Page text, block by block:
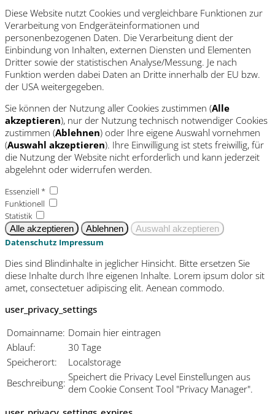
Diese Website nutzt Cookies und vergleichbare Funktionen zur
Verarbeitung von Endgeräteinformationen und
personenbezogenen Daten. Die Verarbeitung dient der
Einbindung von Inhalten, externen Diensten und Elementen
Dritter sowie der statistischen Analyse/Messung. Je nach
Funktion werden dabei Daten an Dritte innerhalb der EU bzw.
der USA weitergegeben.
Sie können der Nutzung aller Cookies zustimmen (Alle
akzeptieren), nur der Nutzung technisch notwendiger Cookies
zustimmen (Ablehnen) oder Ihre eigene Auswahl vornehmen
(Auswahl akzeptieren). Ihre Einwilligung ist stets freiwillig, für
die Nutzung der Website nicht erforderlich und kann jederzeit
abgelehnt oder widerrufen werden.
Essenziell *
Funktionell
Statistik
Datenschutz Impressum
Dies sind Blindinhalte in jeglicher Hinsicht. Bitte ersetzen Sie
diese Inhalte durch Ihre eigenen Inhalte. Lorem ipsum dolor sit
amet, consectetuer adipiscing elit. Aenean commodo.
user_privacy_settings
Domainname: Domain hier eintragen
Ablauf:
30 Tage
Speicherort:
Localstorage
Beschreibung: Speichert die Privacy Level Einstellungen aus
dem Cookie Consent Tool "Privacy Manager".